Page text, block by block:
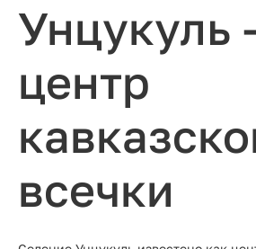
Унцукуль
центр
всечки